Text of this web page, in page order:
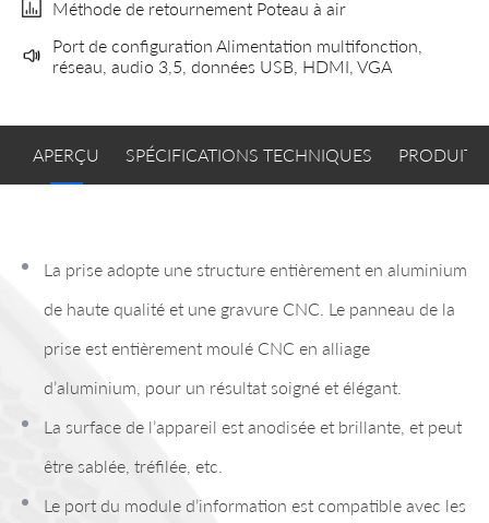
Méthode de retournement Poteau à air
Port de configuration Alimentation multifonction,
réseau, audio 3,5, données USB, HDMI, VGA
APERÇU SPÉCIFICATIONS TECHNIQUES
La prise adopte une structure entièrement en aluminium
de haute qualité et une gravure CNC. Le panneau de la
prise est entièrement moulé CNC en alliage
d’aluminium, pour un résultat soigné et élégant.
La surface de l’appareil est anodisée et brillante, et peut
être sablée, tréfilée, etc.
Le port du module d’information est compatible avec les